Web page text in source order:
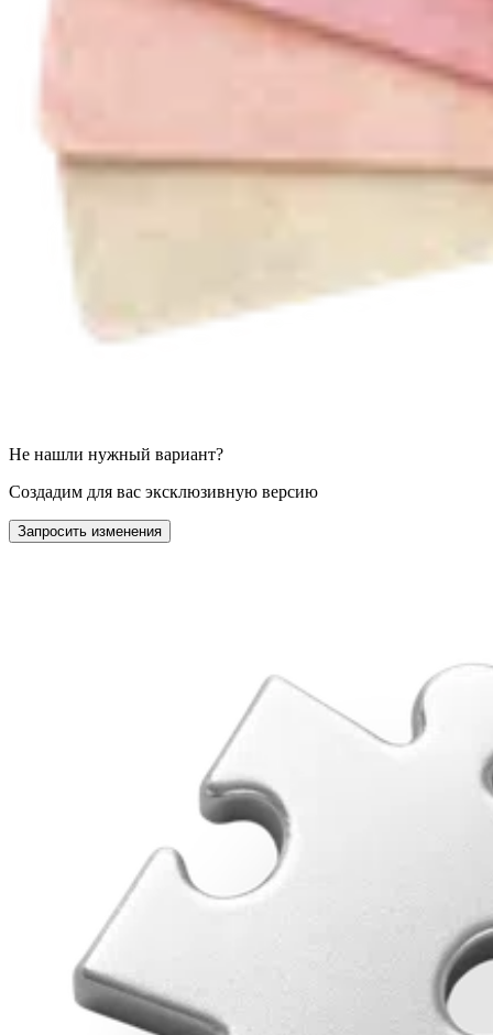
Не нашли нужный вариант?
Создадим для вас эксклюзивную версию
Запросить изменения